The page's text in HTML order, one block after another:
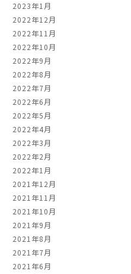
2023年1月
2022年12月
2022年11月
2022年10月
2022年9月
2022年8月
2022年7月
2022年6月
2022年5月
2022年4月
2022年3月
2022年2月
2022年1月
2021年12月
2021年11月
2021年10月
2021年9月
2021年8月
2021年7月
2021年6月